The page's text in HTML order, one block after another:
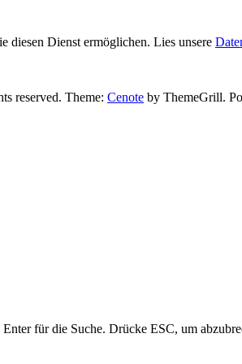
diesen Dienst ermöglichen. Lies unsere
reserved. Theme: Cenote by ThemeGrill.
für die Suche. Drücke ESC, um